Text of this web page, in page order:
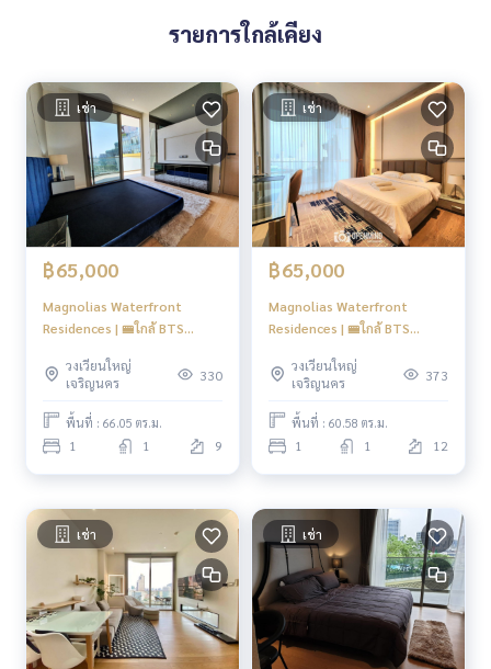
รายการใกล้เคียง
เช่า
฿65,000
Magnolias Waterfront
Residences | 🚝ใกล้ BTS
วงเวียนใหญ่
เจริญนคร
330
พื้นที่ : 66.05 ตร.ม.
1 1 9
เช่า
฿65,000
Magnolias Waterfront
Residences | 🚝ใกล้ BTS
วงเวียนใหญ่
เจริญนคร
373
พื้นที่ : 60.58 ตร.ม.
1 1 12
เช่า เช่า